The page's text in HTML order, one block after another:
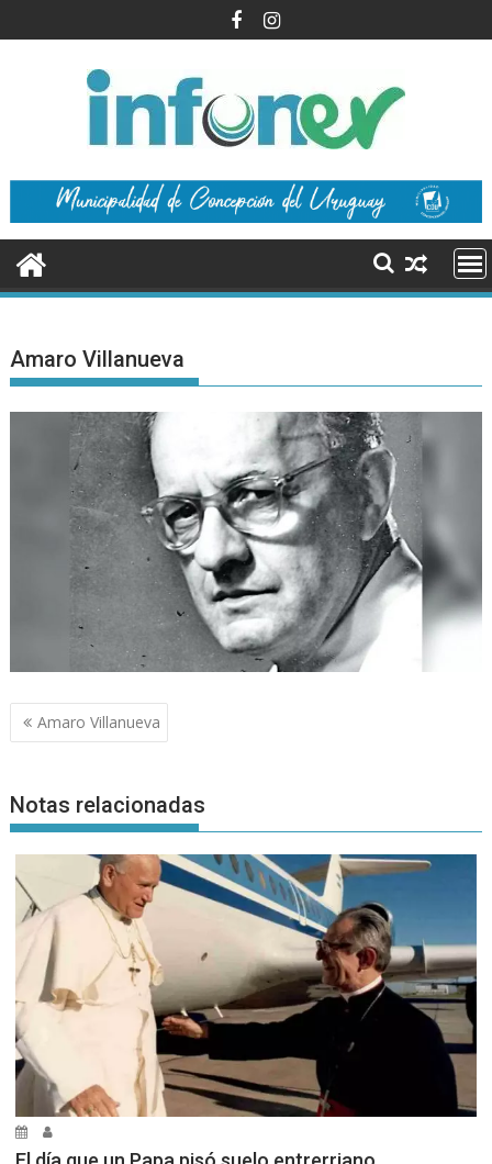
al
Amaro Villanueva
Navegación
de
Amaro Villanueva
Notas relacionadas